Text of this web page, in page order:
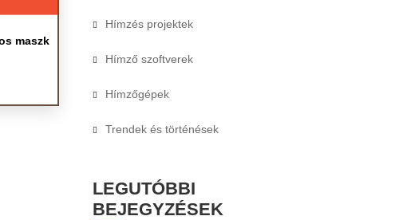
maszk
Hímzés projektek
Hímző szoftverek
Hímzőgépek
Trendek és történések
LEGUTÓBBI
BEJEGYZÉSEK